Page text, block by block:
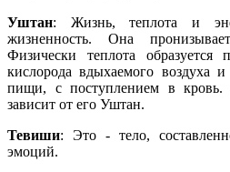
Уштан: Жизнь, теплота и
жизненность. Она
Физически теплота образуется
кислорода вдыхаемого воздуха
пищи, с поступлением в кровь.
зависит от его Уштан.
Тевиши: Это - тело,
эмоций.